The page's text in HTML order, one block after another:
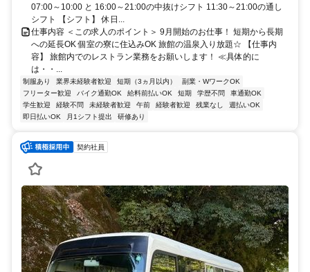
07:00～10:00 と 16:00～21:00の中抜けシフト 11:30～21:00の通し
シフト 【シフト】 休日...
仕事内容 ＜この求人のポイント＞ 9月開始のお仕事！ 短期から長期
への延長OK 個室の寮に住込みOK 旅館の温泉入り放題☆ 【仕事内
容】 旅館内でのレストラン業務をお願いします！ ≪具体的に
は・・...
制服あり 業界未経験者歓迎 短期（3ヵ月以内）
副業・WワークOK
フリーター歓迎
バイク通勤OK 給料前払いOK 短期 学歴不問
車通勤OK
学生歓迎
経験不問 未経験者歓迎 午前 経験者歓迎 残業なし
週払いOK
即日払いOK
月1シフト提出 研修あり
契約社員